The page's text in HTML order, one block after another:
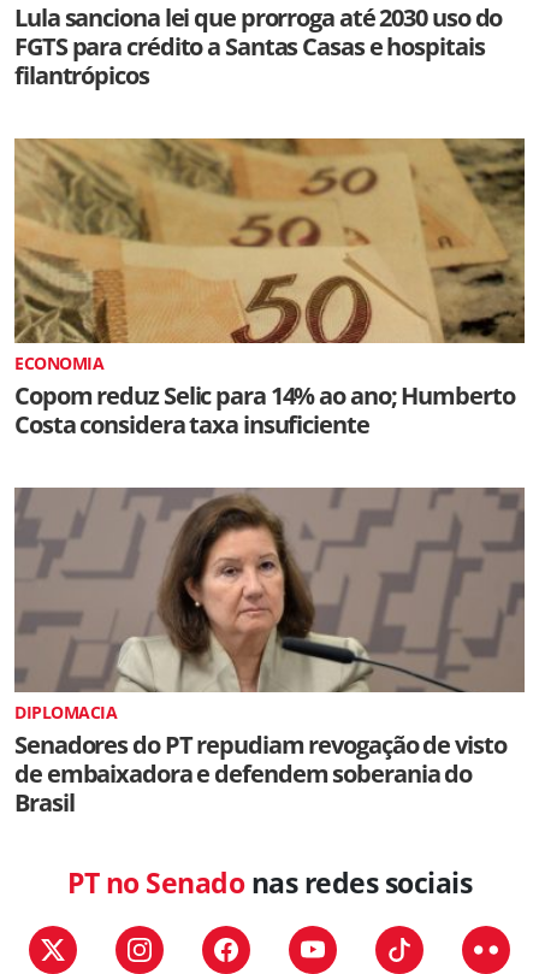
Lula sanciona lei que prorroga até 2030 uso do
FGTS para crédito a Santas Casas e hospitais
filantrópicos
ECONOMIA
Copom reduz Selic para 14% ao ano; Humberto
Costa considera taxa insuficiente
DIPLOMACIA
Senadores do PT repudiam revogação de visto
de embaixadora e defendem soberania do
Brasil
PT no Senadonas redes sociais